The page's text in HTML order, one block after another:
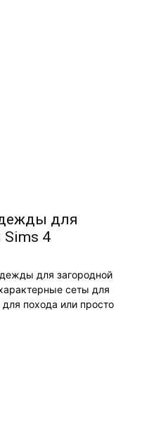
для
Sims 4
для загородной
сеты для
похода или просто